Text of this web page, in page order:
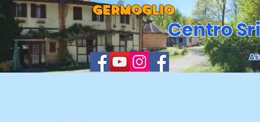
GERMOGLIO
Centro